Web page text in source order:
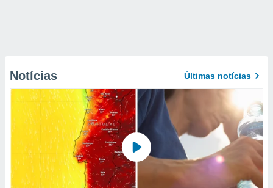
Notícias Últimas notícias